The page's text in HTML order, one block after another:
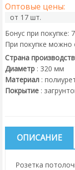
Оптовые цены:
от 17 шт.
Бонус при покупке:
При покупке можно
Страна
Диаметр : 320 мм
Материал :
Покрытие :
ОПИСАНИЕ
Розетка